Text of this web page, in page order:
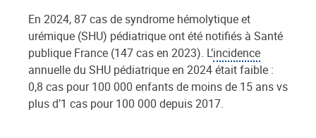
En 2024, 87 cas de syndrome hémolytique et
urémique (SHU) pédiatrique ont été notifiés à Santé
publique France (147 cas en 2023). L’incidence
annuelle du SHU pédiatrique en 2024 était faible :
0,8 cas pour 100 000 enfants de moins de 15 ans vs
plus d’1 cas pour 100 000 depuis 2017.